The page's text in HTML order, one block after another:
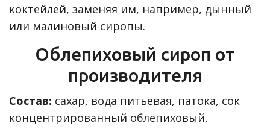
коктейлей, заменяя им, например, дынный
или малиновый сиропы.
Облепиховый сироп от
производителя
Состав: сахар, вода питьевая, патока, сок
концентрированный облепиховый,